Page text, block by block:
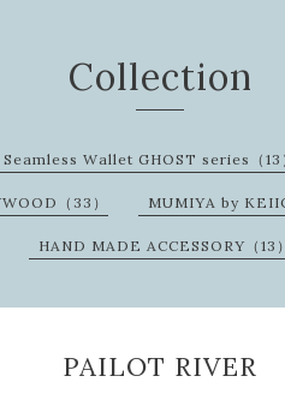
Collection
Seamless Wallet GHOST series（13
（33） MUMIYA by
HAND MADE ACCESSORY（13
PAILOT RIVER